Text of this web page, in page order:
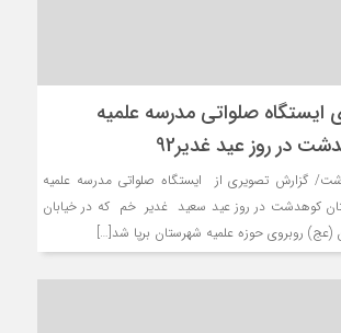
صلواتی مدرسه علمیه
در روز عید غدیر92
گزارش تصویری از ایستگاه صلواتی مدرسه علمیه
کوهدشت در روز عید سعید غدیر خم که در خیابان
روبروی حوزه علمیه شهرستان برپا شد[…]